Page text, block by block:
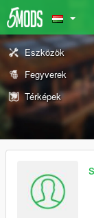
Eszközök
Fegyverek
Térképek